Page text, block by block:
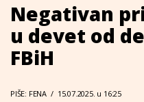
Negativan
u devet od
FBiH
PIŠE: FENA / 15.07.2025. u 16:25